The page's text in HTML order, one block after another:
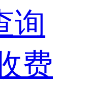
询
费